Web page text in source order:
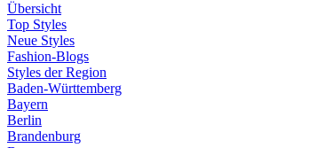
Übersicht
Top Styles
Neue Styles
Fashion-Blogs
Styles der Region
Baden-Württemberg
Bayern
Berlin
Brandenburg